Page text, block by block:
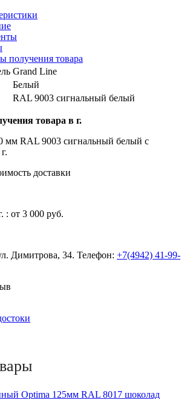
получения товара
Grand Line
Белый
RAL 9003 сигнальный белый
товара в г.
мм RAL 9003 сигнальный белый с
доставки
: от 3 000 руб.
Димитрова, 34. Телефон: +7(4942) 41-99-